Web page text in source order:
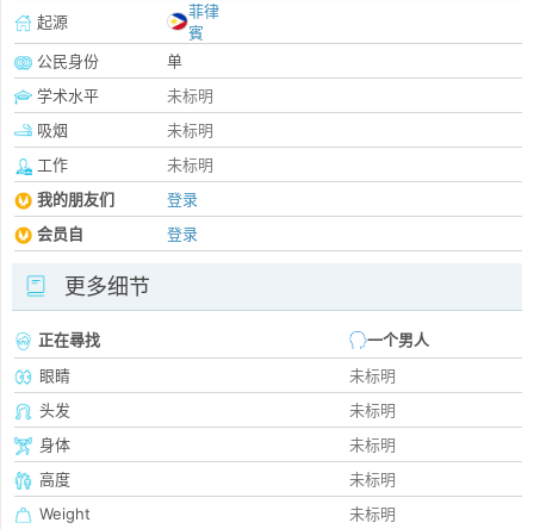
起源
菲律
賓
公民身份
单
学术水平
未标明
吸烟
未标明
工作
未标明
我的朋友们
登录
会员自
登录
更多细节
正在尋找
一个男人
眼睛
未标明
头发
未标明
身体
未标明
高度
未标明
Weight
未标明